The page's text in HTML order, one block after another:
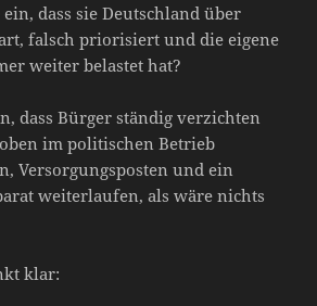
dass sie Deutschland über
falsch priorisiert und die eigene
weiter belastet hat?
dass Bürger ständig verzichten
im politischen Betrieb
Versorgungsposten und ein
weiterlaufen, als wäre nichts
klar: